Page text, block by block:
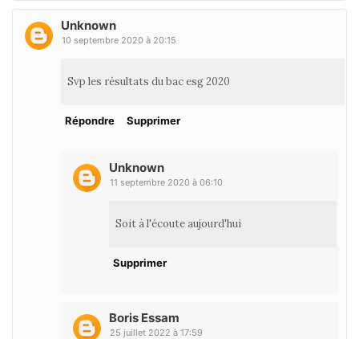
Unknown
10 septembre 2020 à 20:15
Svp les résultats du bac esg 2020
Répondre Supprimer
Unknown
11 septembre 2020 à 06:10
Soit à l'écoute aujourd'hui
Supprimer
Boris Essam
25 juillet 2022 à 17:59